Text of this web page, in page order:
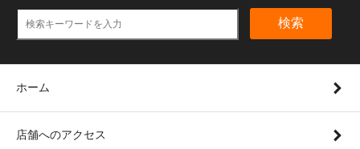
検索
ホーム
店舗へのアクセス